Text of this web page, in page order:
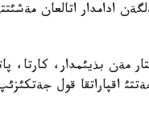
مةن بذيئمدار، كارتا،
اقپاراتقا قول